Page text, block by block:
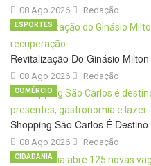
08 Ago 2026 Redação
Revitalização Do Ginásio
08 Ago 2026
ESPORTES
Redação
Shopping São Carlos É
08 Ago 2026
COMÉRCIO
Redação
CIDADANIA